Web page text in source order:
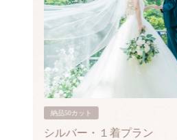
納品50カット
シルバー・１着プラン